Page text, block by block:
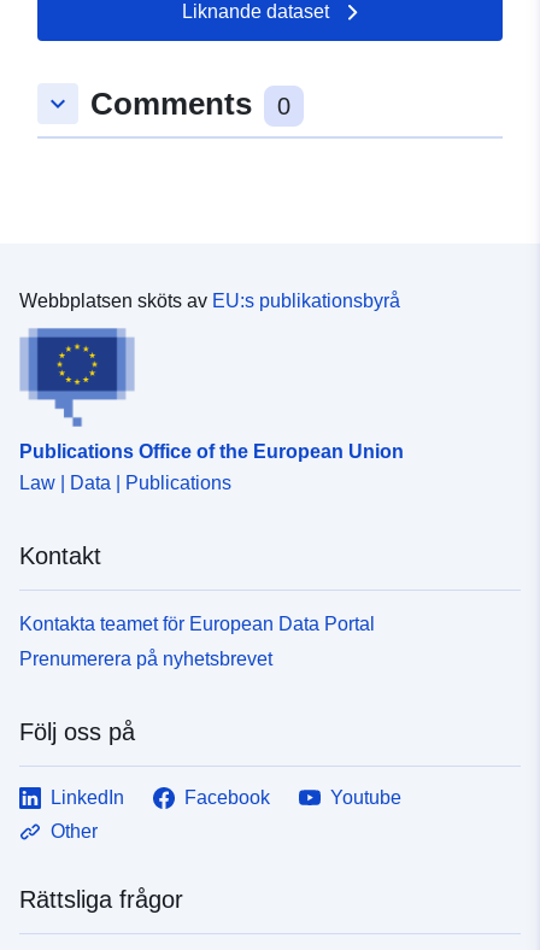
Liknande dataset
keyboard_arrow_down Comments 0
Webbplatsen sköts av EU:s publikationsbyrå
Publications Office of the European Union
Law | Data | Publications
Kontakt
Kontakta teamet för European Data Portal
Prenumerera på nyhetsbrevet
Följ oss på
LinkedIn Facebook
Youtube
Other
Rättsliga frågor